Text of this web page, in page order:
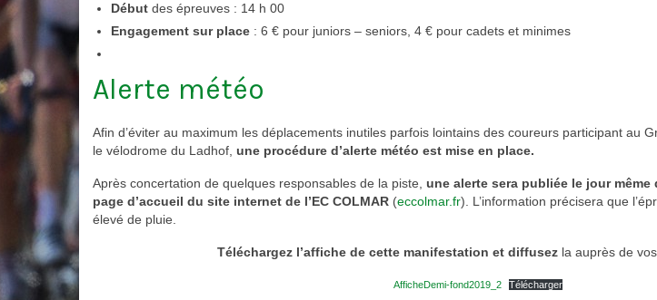
Début des épreuves : 14 h 00
Engagement sur place : 6 € pour juniors – seniors, 4 € pour cadets et minimes
Alerte météo
Afin d’éviter au maximum les déplacements inutiles parfois lointains des coureurs participant au
le vélodrome du Ladhof, une procédure d’alerte météo est mise en place.
Après concertation de quelques responsables de la piste, une alerte sera publiée le jour même
page d’accueil du site internet de l’EC COLMAR (eccolmar.fr). L’information précisera que
élevé de pluie.
Téléchargez l’affiche de cette manifestation et diffusez la auprès de
AfficheDemi-fond2019_2 Télécharger